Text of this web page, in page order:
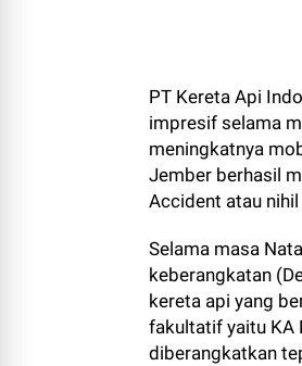
PT Kereta Api
impresif selama
meningkatnya
Jember berhasil
Accident atau
Selama masa
keberangkatan
kereta api yang
fakultatif yaitu KA
diberangkatkan